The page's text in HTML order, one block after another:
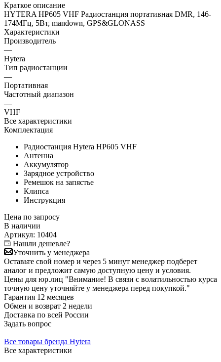
Краткое описание
HYTERA HP605 VHF Радиостанция портативная DMR, 146-
174МГц, 5Вт, mandown, GPS&GLONASS
Характеристики
Производитель
—
Hytera
Тип радиостанции
—
Портативная
Частотный диапазон
—
VHF
Все характеристики
Комплектация
Радиостанция Hytera HP605 VHF
Антенна
Аккумулятор
Зарядное устройство
Ремешок на запястье
Клипса
Инструкция
Цена по запросу
В наличии
Артикул: 10404
Нашли дешевле?
Уточнить у менеджера
Оставьте свой номер и через 5 минут менеджер подберет
аналог и предложит самую доступную цену и условия.
Цены для юр.лиц "Внимание! В связи с волатильностью курса
точную цену уточняйте у менеджера перед покупкой."
Гарантия 12 месяцев
Обмен и возврат 2 недели
Доставка по всей России
Задать вопрос
Все товары бренда Hytera
Все характеристики